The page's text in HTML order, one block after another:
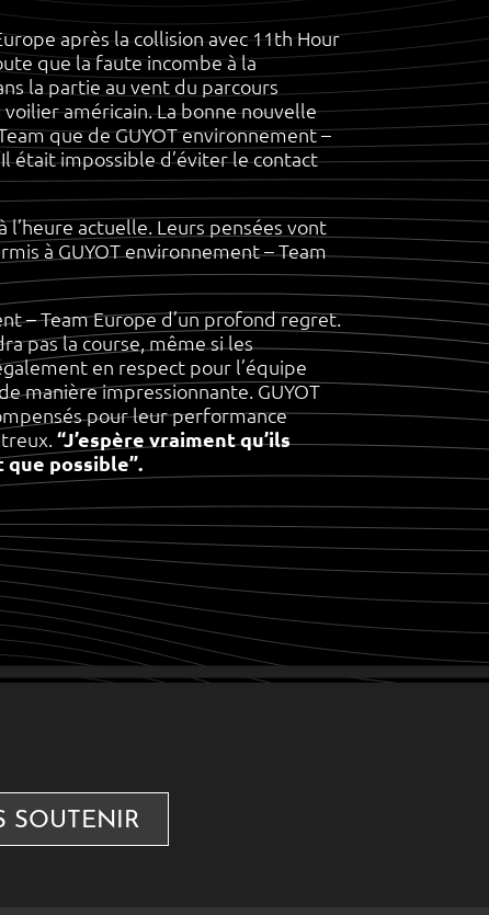
après la collision avec 11th Hour
que la faute incombe à la
la partie au vent du parcours
américain. La bonne nouvelle
que de GUYOT environnement –
était impossible d’éviter le contact
l’heure actuelle. Leurs pensées vont
à GUYOT environnement – Team
– Team Europe d’un profond regret.
pas la course, même si les
en respect pour l’équipe
manière impressionnante. GUYOT
pour leur performance
“J’espère vraiment qu’ils
possible”.
SOUTENIR